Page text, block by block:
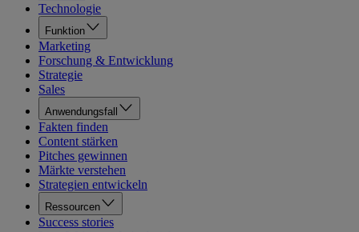
Technologie
Funktion
Marketing
Forschung & Entwicklung
Strategie
Sales
Anwendungsfall
Fakten finden
Content stärken
Pitches gewinnen
Märkte verstehen
Strategien entwickeln
Ressourcen
Success stories